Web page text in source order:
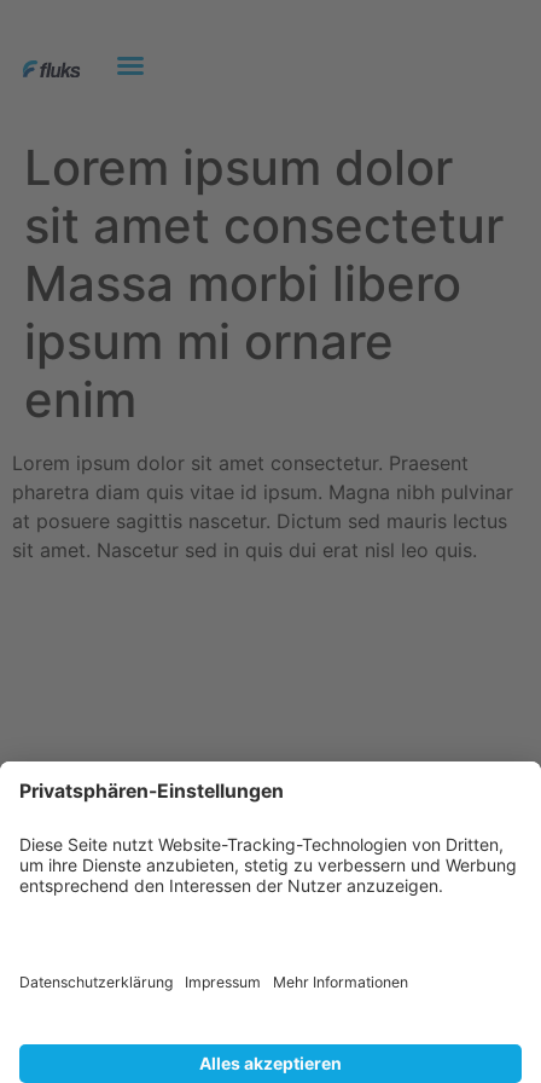
Lorem ipsum dolor
sit amet consectetur
Massa morbi libero
ipsum mi ornare
enim
Lorem ipsum dolor sit amet consectetur. Praesent
pharetra diam quis vitae id ipsum. Magna nibh pulvinar
at posuere sagittis nascetur. Dictum sed mauris lectus
sit amet. Nascetur sed in quis dui erat nisl leo quis.
fluks ist ein Produkt derCloud
Klabauter GmbH.
LinkedIn
Instagram
Cloud Klabauter GmbH
Hauptstraße 23